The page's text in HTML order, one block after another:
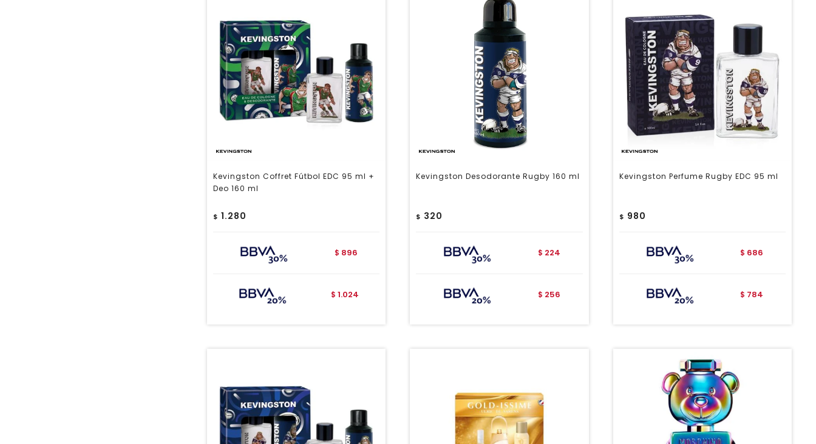
Kevingston Coffret Fútbol EDC 95 ml +
Deo 160 ml
$ 1.280
$ 896
$ 1.024
Kevingston Desodorante Rugby 160 ml
$ 320
$ 224
$ 256
Kevingston Perfume Rugby EDC 95 ml
$ 980
$ 686
$ 784